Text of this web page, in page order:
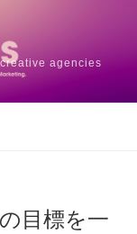
agencies
目標を一